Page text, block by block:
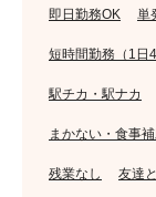
即日勤務OK 単
短時間勤務（1日
駅チカ・駅ナカ
まかない・食事
残業なし 友達